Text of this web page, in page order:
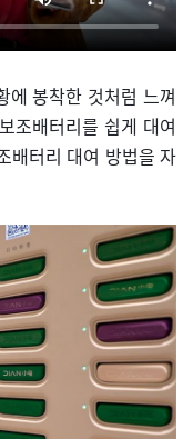
에 봉착한 것처럼 느껴
조배터리를 쉽게 대여
배터리 대여 방법을 자